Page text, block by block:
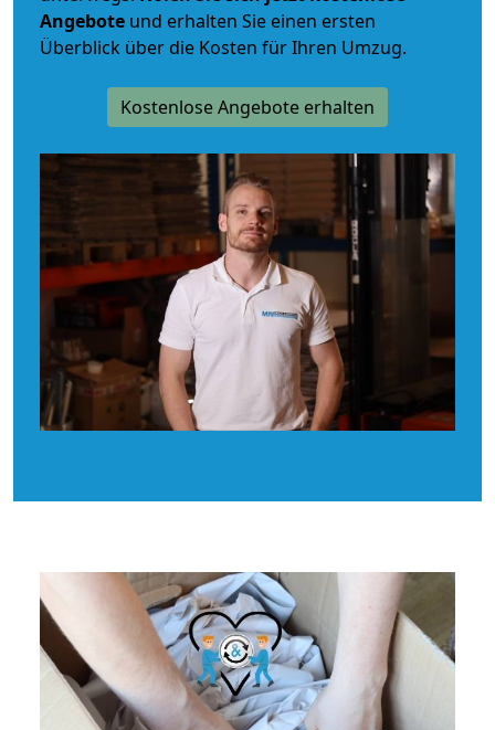
Angebote und erhalten Sie einen ersten
Überblick über die Kosten für Ihren Umzug.
Kostenlose Angebote erhalten